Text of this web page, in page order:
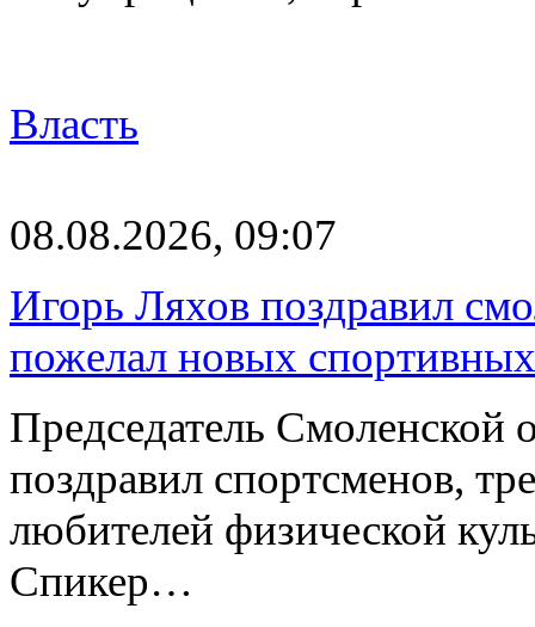
Власть
08.08.2026, 09:07
Игорь Ляхов поздравил
пожелал новых
Председатель
поздравил спортсменов,
любителей физической
Спикер…